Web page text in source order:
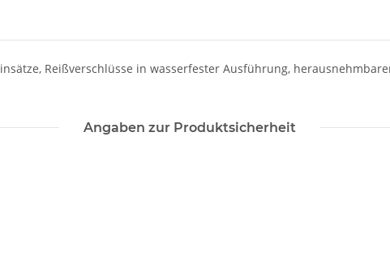
Reißverschlüsse in wasserfester Ausführung,
Angaben zur Produktsicherheit